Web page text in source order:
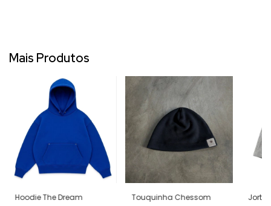
Mais Produtos
Hoodie The Dream
Touquinha Chessom
Jorts